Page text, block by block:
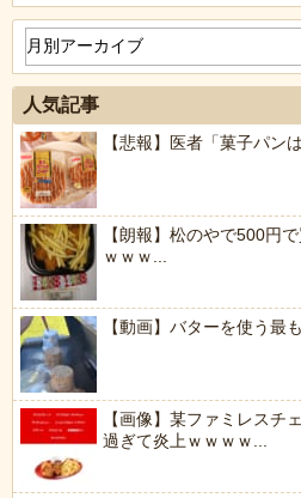
人気記事
【悲報】医者「菓子パン
【朗報】松のやで500円
ｗｗｗ...
【動画】バターを使う最
【画像】某ファミレスチ
過ぎて炎上ｗｗｗｗ...